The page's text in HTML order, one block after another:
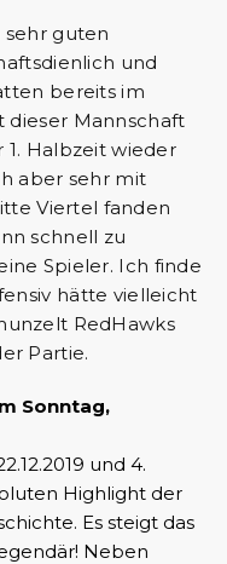
sehr guten
und
bereits im
Mannschaft
Halbzeit wieder
aber sehr mit
Viertel fanden
schnell zu
Spieler. Ich finde
hätte vielleicht
RedHawks
Partie.
Sonntag,
und 4.
Highlight der
Es steigt das
Neben